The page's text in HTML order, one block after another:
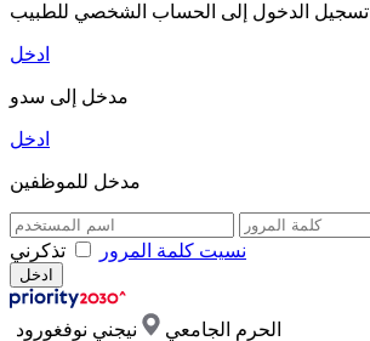
تسجيل الدخول إلى الحساب الشخصي للطبيب
ادخل
مدخل إلى سدو
ادخل
مدخل للموظفين
نسيت كلمة المرور تذكرني
الحرم الجامعي
نيجني نوفغورود